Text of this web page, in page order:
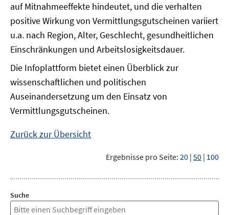
auf Mitnahmeeffekte hindeutet, und die verhalten
positive Wirkung von Vermittlungsgutscheinen variiert
u.a. nach Region, Alter, Geschlecht, gesundheitlichen
Einschränkungen und Arbeitslosigkeitsdauer.
Die Infoplattform bietet einen Überblick zur
wissenschaftlichen und politischen
Auseinandersetzung um den Einsatz von
Vermittlungsgutscheinen.
Zurück zur Übersicht
Ergebnisse pro Seite: 20 | 50 | 100
Suche